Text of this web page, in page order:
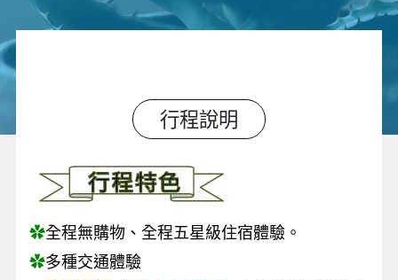
行程說明
✿全程無購物、全程五星級住宿體驗。
✿多種交通體驗